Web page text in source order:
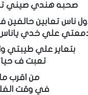
صحبه هندي صيني
ناس تعابين
علي خدي
بتعاير علي طيبتي
تعبت ف
من اقرب ما
في وقت